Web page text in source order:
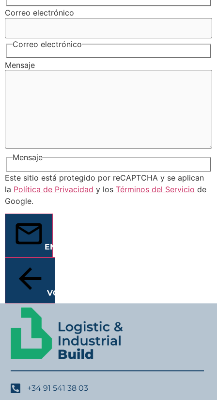
Correo electrónico
Correo electrónico
Mensaje
Mensaje
Este sitio está protegido por reCAPTCHA y se aplican
la Política de Privacidad y los Términos del Servicio de
Google.
ENVIAR
VOLVER
+34 91 541 38 03